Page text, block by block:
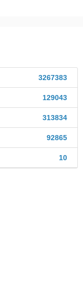
3267383
129043
313834
92865
10